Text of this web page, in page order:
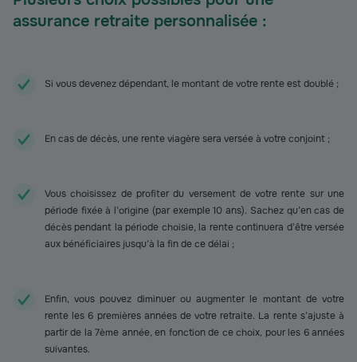
assurance retraite personnalisée :
Si vous devenez dépendant, le montant de votre rente est doublé ;
En cas de décès, une rente viagère sera versée à votre conjoint ;
Vous choisissez de profiter du versement de votre rente sur une
période fixée à l’origine (par exemple 10 ans). Sachez qu’en cas de
décès pendant la période choisie, la rente continuera d’être versée
aux bénéficiaires jusqu’à la fin de ce délai ;
Enfin, vous pouvez diminuer ou augmenter le montant de votre
rente les 6 premières années de votre retraite. La rente s’ajuste à
partir de la 7ème année, en fonction de ce choix, pour les 6 années
suivantes.